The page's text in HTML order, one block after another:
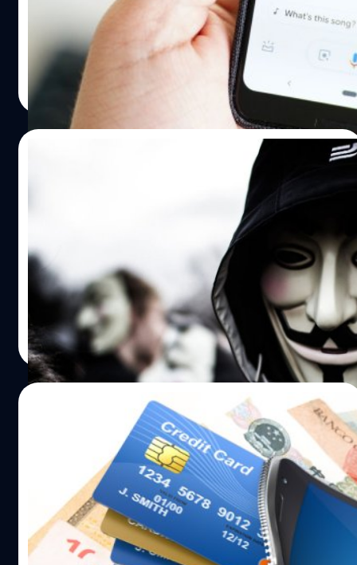
มนุษย์และสามารถสนทนาด้วยภาษาที่ซับซ้อนได้ และนี่เป็น
ครั้งแรกที่ Duplex ได้เปิดให้บริการนอกสหรัฐอเมริกา โดยเริ่ม
ต้นนำร่องใช้งานในนิวซีแลนด์สัปดาห์นี้ บริษัทจะทำการ
ทดลองให้ AI โทรไปยังธุรกิจท้องถิ่นจำนวนหนึ่ง เพื่อสอบถาม
เกี่ยวกับเวลาเปิดทำการในวันแรงงาน ซึ่งตรงกับวันที่ 28
ตุลาคมนี้ และเป็นวันหยุดนักขัตฤกษ์ของประเทศ แล้วจะนำ
ข้อมูลที่ได้ไปอัปเดตรายละเอียดของธุรกิจบน Google Map
และ Google Search อัตโนมัติ ซึ่งฟังก์ชันการทำงานใน
นิวซีแลนด์จะถูกจำกัดกว่าบริการที่กำลังเปิดใช้ใน
สหรัฐอเมริกา ในอเมริกาได้เริ่มต้นเปิดให้บริการ Duplex ถึง
48 รัฐ (ยกเว้น Kentucky และ Louisiana) โดยการทดสอบให้
Google Assistant โทรสั่งจองโต๊ะในร้านอาหารที่เป็น
พาร์ตเนอร์หรือพันธมิตรกับ Google ซึ่งฟังก์ชันนี้สามารถใช้
กับสมาร์ตโฟนผ่านแอป Google Assistant และอุปกรณ์ต่าง ๆ
ที่สามารถเข้าถึงแผนที่และการค้นหาของ Google การเปิดให้
บริการ Duplex มีความท้าทายอย่างมาก เพราะเริ่มต้นของการ
โทรจะแจ้งให้ร้านค้าทราบอย่างชัดเจนว่าโทรมาจากระบบ
อัตโนมัติ แต่อาจจะมีคนที่ยังไม่เข้าใจระบบโทรอัตโนมัตินี้ หรือ
บางคนคิดว่าเป็นสแปม ซึ่งอนาคตเมื่อร้านค้ามีความคุ้นเคยก็
จะทำให้ฟีเจอร์นี้ทำงานได้มีสิทธิภาพมากยิ่งขึ้น และการเปิด
ตัวครั้งแรกในต่างประเทศที่นิวซีแลนด์ เหมาะสมเป็นอย่างมาก
ที่เริ่มต้นทดลองด้วยฟีเจอร์ที่เรียบง่ายโดยการสอบถามเวลา
เปิดทำการของธุรกิจ…
ศิลา วงศ์เจริญ | 2482 days ago
Read More
#OpParis: “Anonymous” เปิดศึก ทำการปิด
ตัว Twitter 5,500 แอคเคาท์ของ “ISIS” และ
กลุ่ม Hactivist “Anonymous” เปิดศึก ทำการปิดตัว Twitter
5,500 แอคเคาท์ของ “ISIS” หลังจากเกิดเหตุการณ์ก่อการ
ร้ายใน Paris
ธนภาส ศุภมงคล| 3916 days ago
Read More
สวีเดนเร่งเดินหน้าสู่ “สังคมไร้เงินสด” ประเทศ
แรกของโลก!
สวีเดนกำลังเดินหน้าอย่างรวดเร็วเพื่อที่จะกลายเป็น “สังคมไร้
เงินสด” ประเทศแรกของโลก ซึ่งเป็นผลจากการใช้งานระบบ
การชำระเงินผ่านมือถือที่เพิ่มมากขึ้นนั่นเอง